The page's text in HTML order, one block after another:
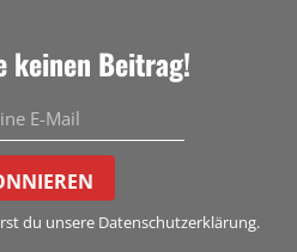
keinen Beitrag!
du unsere Datenschutzerklärung.